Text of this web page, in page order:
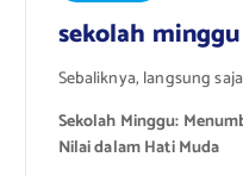
sekolah minggu
Sebaliknya, langsung
Sekolah Minggu:
Nilai dalam Hati Muda